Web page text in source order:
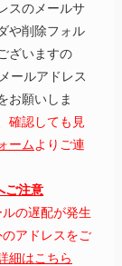
スのメールサ
や削除フォル
ざいますの
ールアドレス
お願いしま
確認しても見
ーム よりご連
ご注意
の遅配が発生
のアドレスをご
細はこちら